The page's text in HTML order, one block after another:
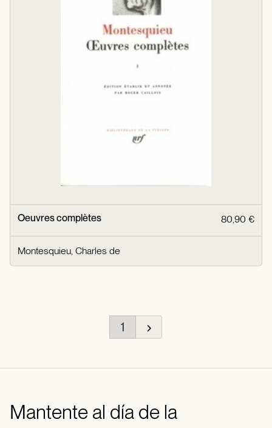
Oeuvres complètes 80,90 €
Montesquieu, Charles de
1
Mantente al día de la